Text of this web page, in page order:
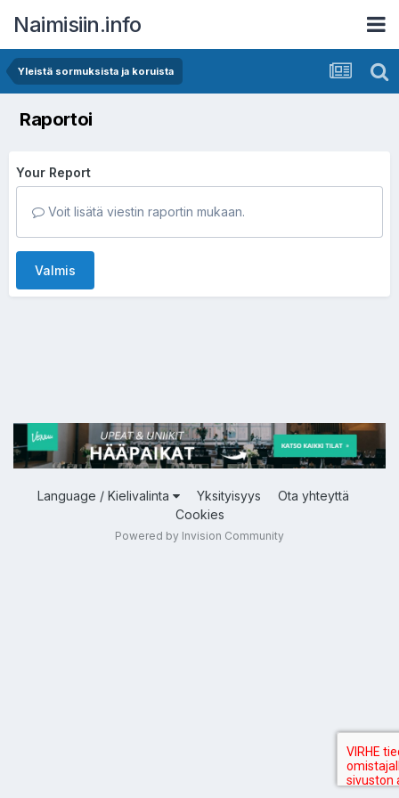
Naimisiin.info
Yleistä sormuksista ja koruista
Raportoi
Your Report
Voit lisätä viestin raportin mukaan.
Valmis
Language / Kielivalinta Yksityisyys
Ota yhteyttä
Cookies
Powered by Invision Community